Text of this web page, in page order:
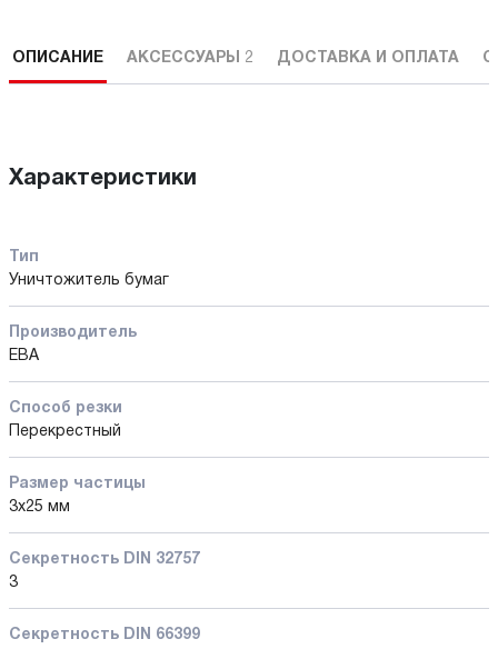
ОПИСАНИЕ АКСЕССУАРЫ 2 ДОСТАВКА И ОПЛАТА
Характеристики
Тип
Уничтожитель бумаг
Производитель
EBA
Способ резки
Перекрестный
Размер частицы
3x25 мм
Секретность DIN 32757
3
Секретность DIN 66399